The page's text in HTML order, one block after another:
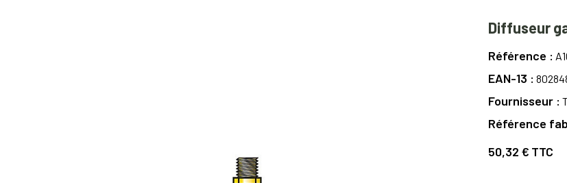
Diffuseur
Référence
EAN-13
Fournisseur
Référence
50,32 € TTC